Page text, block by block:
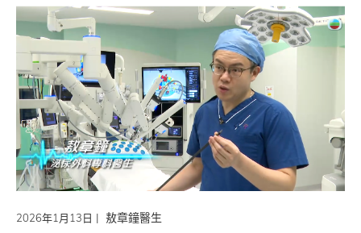
2026年1月13日 | 敖章鐘醫生